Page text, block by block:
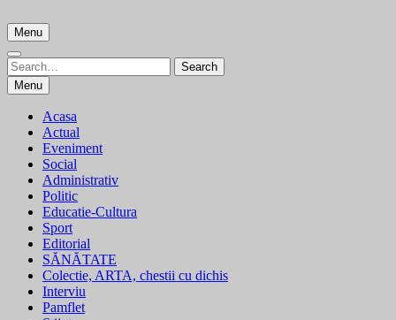
to
content
Menu
Search
for:
Search
Menu
Acasa
Actual
Eveniment
Social
Administrativ
Politic
Educatie-Cultura
Sport
Editorial
SĂNĂTATE
Colectie, ARTA, chestii cu dichis
Interviu
Pamflet